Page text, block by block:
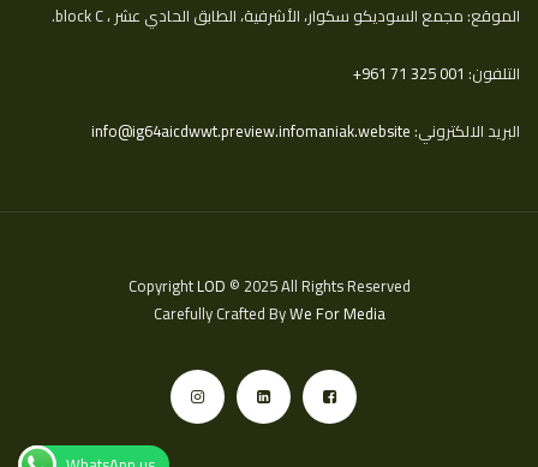
الموقع: مجمع السوديكو سكوار، الأشرفية، الطابق الحادي عشر ، block C.
التلفون: ‎+961 71 325 001
البريد الالكتروني:info@ig64aicdwwt.preview.infomaniak.website
CopyrightLOD © 2025 All Rights Reserved
Carefully Crafted ByWe For Media